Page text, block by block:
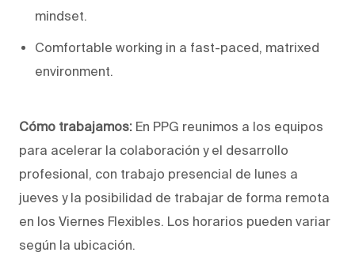
mindset.
Comfortable working in a fast-paced, matrixed
environment.
Cómo trabajamos: En PPG reunimos a los equipos
para acelerar la colaboración y el desarrollo
profesional, con trabajo presencial de lunes a
jueves y la posibilidad de trabajar de forma remota
en los Viernes Flexibles. Los horarios pueden variar
según la ubicación.